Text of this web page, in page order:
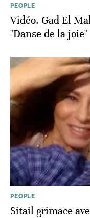
PEOPLE
Vidéo. Gad El
"Danse de la joie"
PEOPLE
Sitail grimace